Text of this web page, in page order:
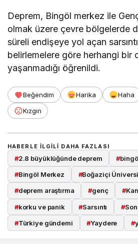
Deprem, Bingöl merkez ile
olmak üzere çevre bölgelerde
süreli endişeye yol açan
belirlemelere göre herhangi bir
yaşanmadığı öğrenildi.
Beğendim Harika Haha
Kızgın
HABERLE ILGILI DAHA FAZLASI
#2.8 büyüklüğünde deprem #
#Bingöl Merkez #Boğaziçi
#deprem araştırma #genç #
#korku ve panik #Sarsıntı #
#Türkiye gündemi #Yaydere #